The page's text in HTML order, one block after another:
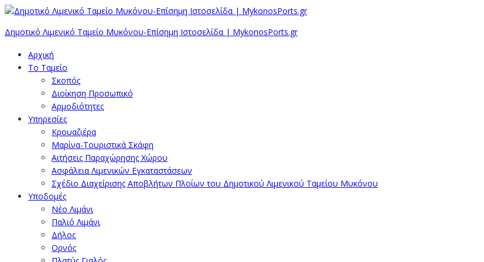
Δημοτικό Λιμενικό Ταμείο Μυκόνου-Επίσημη Ιστοσελίδα | MykonosPorts.gr
Αρχική
Το Ταμείο
Σκοπός
Διοίκηση Προσωπικό
Αρμοδιότητες
Υπηρεσίες
Κρουαζιέρα
Μαρίνα-Τουριστικά Σκάφη
Αιτήσεις Παραχώρησης Χώρου
Ασφάλεια Λιμενικών Εγκαταστάσεων
Σχέδιο Διαχείρισης Αποβλήτων Πλοίων του Δημοτικού Λιμενικού Ταμείου Μυκόνου
Υποδομές
Νέο Λιμάνι
Παλιό Λιμάνι
Δήλος
Ορνός